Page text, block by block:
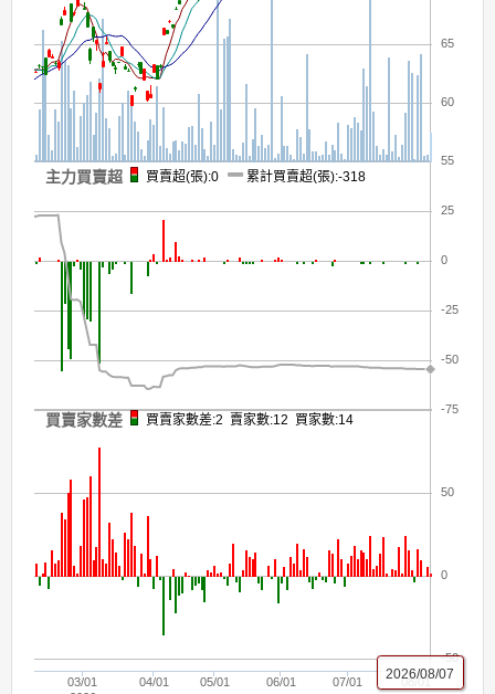
03/01
05/01 07/01
04/01 06/01 08/01
55
60
65
-75
-50
-25
0
25
-50
0
50
2026/08/07
主力買賣超 買賣超(張):0 累計買賣超(張):-318
買賣家數差 買賣家數差:2 賣家數:12 買家數:14